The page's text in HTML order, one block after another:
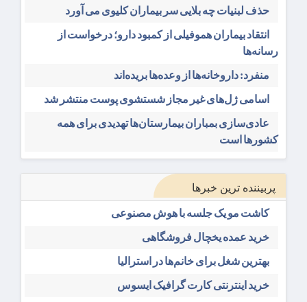
حذف لبنیات چه بلایی سر بیماران کلیوی می آورد
انتقاد بیماران هموفیلی از کمبود دارو؛ درخواست از
رسانه‌ها
منفرد: داروخانه‌ها از وعده‌ها بریده‌اند
اسامی ژل‌های غیر مجاز شستشوی پوست منتشر شد
عادی‌سازی بمباران بیمارستان‌ها تهدیدی برای همه
کشورها است
پربیننده ترین خبرها
کاشت مو یک جلسه با هوش مصنوعی
خرید عمده یخچال فروشگاهی
بهترین شغل برای خانم‌ها در استرالیا
خرید اینترنتی کارت گرافیک ایسوس